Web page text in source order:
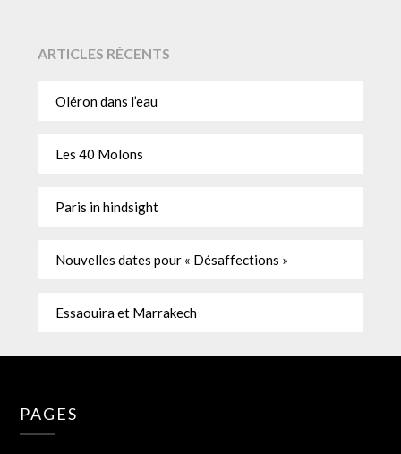
ARTICLES RÉCENTS
Oléron dans l’eau
Les 40 Molons
Paris in hindsight
Nouvelles dates pour « Désaffections »
Essaouira et Marrakech
PAGES